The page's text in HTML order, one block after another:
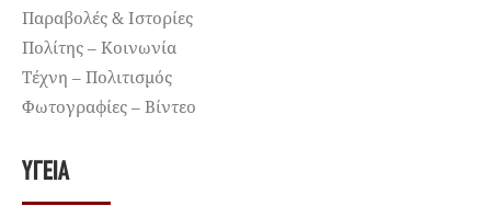
Παραβολές & Ιστορίες
Πολίτης – Κοινωνία
Τέχνη – Πολιτισμός
Φωτογραφίες – Βίντεο
ΥΓΕΊΑ